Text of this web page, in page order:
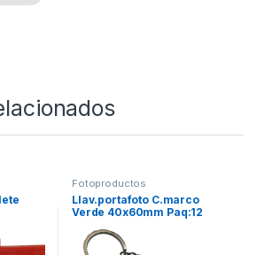
Fotoproductos
Llav.portafoto C.marco
Verde 40x60mm Paq:12